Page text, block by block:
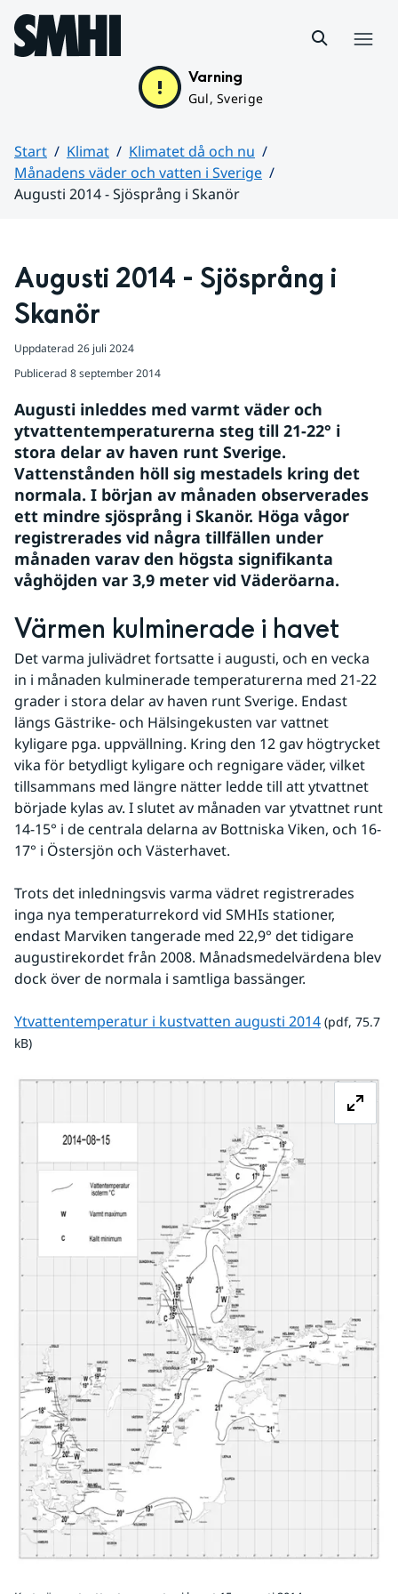
Hoppa till sidans innehåll
Varning
Gul, Sverige
Start Klimat
Klimatet då och nu
Månadens väder och vatten i Sverige
Augusti 2014 - Sjösprång i Skanör
Augusti 2014 - Sjösprång i
Skanör
Uppdaterad 26 juli 2024
Publicerad 8 september 2014
Augusti inleddes med varmt väder och
ytvattentemperaturerna steg till 21-22° i
stora delar av haven runt Sverige.
Vattenstånden höll sig mestadels kring det
normala. I början av månaden observerades
ett mindre sjösprång i Skanör. Höga vågor
registrerades vid några tillfällen under
månaden varav den högsta signifikanta
våghöjden var 3,9 meter vid Väderöarna.
Värmen kulminerade i havet
Det varma julivädret fortsatte i augusti, och en vecka
in i månaden kulminerade temperaturerna med 21-22
grader i stora delar av haven runt Sverige. Endast
längs Gästrike- och Hälsingekusten var vattnet
kyligare pga. uppvällning. Kring den 12 gav högtrycket
vika för betydligt kyligare och regnigare väder, vilket
tillsammans med längre nätter ledde till att ytvattnet
började kylas av. I slutet av månaden var ytvattnet runt
14-15° i de centrala delarna av Bottniska Viken, och 16-
17° i Östersjön och Västerhavet.
Trots det inledningsvis varma vädret registrerades
inga nya temperaturrekord vid SMHIs stationer,
endast Marviken tangerade med 22,9° det tidigare
augustirekordet från 2008. Månadsmedelvärdena blev
dock över de normala i samtliga bassänger.
Ytvattentemperatur i kustvatten augusti 2014pdf, 75.7
(pdf, 75.7
kB)